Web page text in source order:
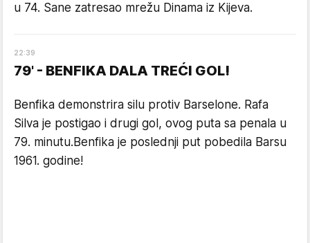
u 74. Sane zatresao mrežu Dinama iz Kijeva.
22:39
79' - BENFIKA DALA TREĆI GOL!
Benfika demonstrira silu protiv Barselone. Rafa
Silva je postigao i drugi gol, ovog puta sa penala u
79. minutu.Benfika je poslednji put pobedila Barsu
1961. godine!